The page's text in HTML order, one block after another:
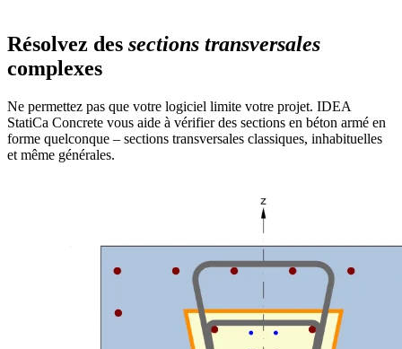
Résolvez des sections transversales
complexes
Ne permettez pas que votre logiciel limite votre projet. IDEA
StatiCa Concrete vous aide à vérifier des sections en béton armé en
forme quelconque – sections transversales classiques, inhabituelles
et même générales.